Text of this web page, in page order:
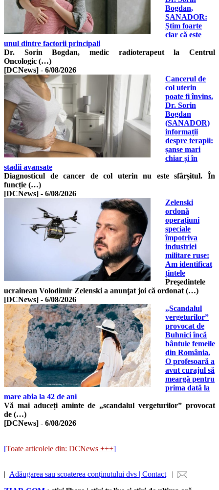
Bogdan,
SANADOR:
Știm foarte
clar că este
unul dintre factorii principali
Dr. Sorin Bogdan, medic radioterapeut la Centrul
Oncologic (…)
[DCNews] - 6/08/2026
Cancerul de
col uterin
poate fi învins.
Dr. Sorin
Bogdan
(SANADOR)
informații
despre terapii:
șanse mari
chiar și în
stadii avansate
Diagnosticul de cancer de col uterin nu este sfârșitul. În
funcție (…)
[DCNews] - 6/08/2026
Zelenski
ordonă
operațiuni
speciale
împotriva
industriei
militare ruse:
Am identificat
țintele
Preşedintele
ucrainean Volodimir Zelenski a anunţat joi că ordonat (…)
[DCNews] - 6/08/2026
„Scandalul
vergeturilor”
provocat de
Buhnici încă
bântuie femeile
din România.
O profesoară a
avut curajul să
meargă pentru
prima dată la
mare abia la 42 de ani
Vă mai aduceți aminte de „scandalul vergeturilor” provocat
de (…)
[DCNews] - 6/08/2026
[Toate articolele din: DCNews +++]
| Adăugarea sau scoaterea conținutului dvs | Contact |